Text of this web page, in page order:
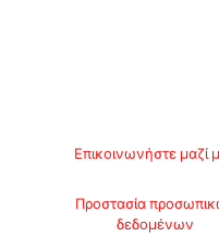
Επικοινωνήστε μαζί
Προστασία
δεδομένων